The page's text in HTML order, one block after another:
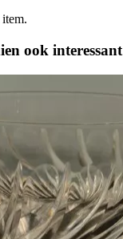
ook interessant